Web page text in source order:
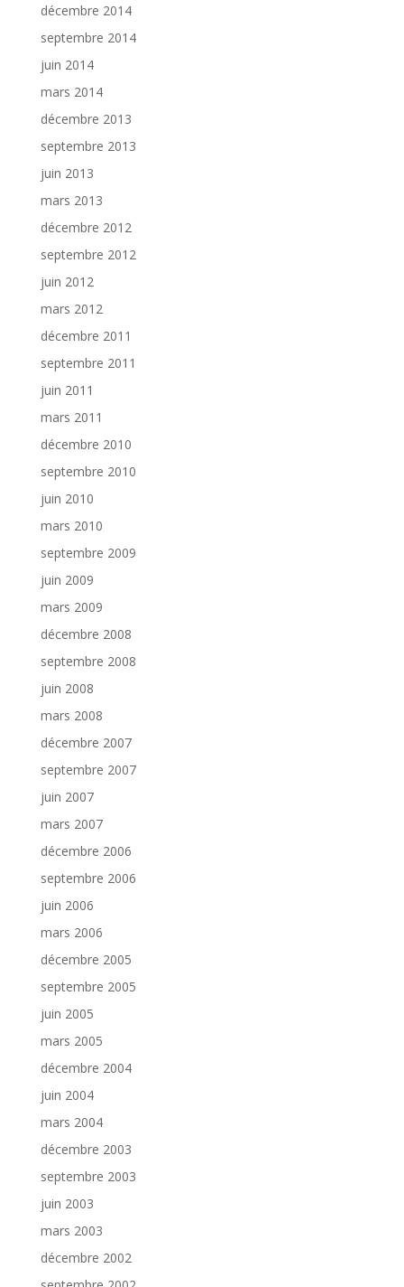
décembre 2014
septembre 2014
juin 2014
mars 2014
décembre 2013
septembre 2013
juin 2013
mars 2013
décembre 2012
septembre 2012
juin 2012
mars 2012
décembre 2011
septembre 2011
juin 2011
mars 2011
décembre 2010
septembre 2010
juin 2010
mars 2010
septembre 2009
juin 2009
mars 2009
décembre 2008
septembre 2008
juin 2008
mars 2008
décembre 2007
septembre 2007
juin 2007
mars 2007
décembre 2006
septembre 2006
juin 2006
mars 2006
décembre 2005
septembre 2005
juin 2005
mars 2005
décembre 2004
juin 2004
mars 2004
décembre 2003
septembre 2003
juin 2003
mars 2003
décembre 2002